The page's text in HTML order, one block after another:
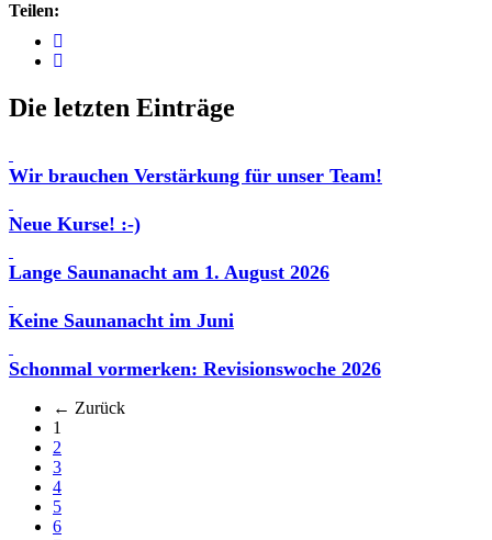
Teilen:
Die letzten Einträge
Wir brauchen Verstärkung für unser Team!
Neue Kurse! :-)
Lange Saunanacht am 1. August 2026
Keine Saunanacht im Juni
Schonmal vormerken: Revisionswoche 2026
← Zurück
1
2
3
4
5
6